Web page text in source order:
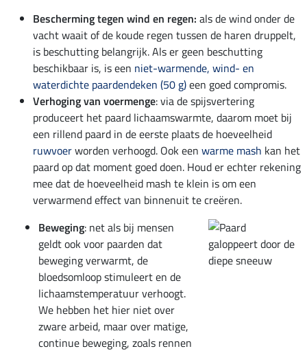
Bescherming tegen wind en regen: als de wind onder de
vacht waait of de koude regen tussen de haren druppelt,
is beschutting belangrijk. Als er geen beschutting
beschikbaar is, is een niet-warmende, wind- en
waterdichte paardendeken (50 g)een goed compromis.
Verhoging van voermenge: via de spijsvertering
produceert het paard lichaamswarmte, daarom moet bij
een rillend paard in de eerste plaats de hoeveelheid
ruwvoerworden verhoogd. Ook een warme mash kan het
paard op dat moment goed doen. Houd er echter rekening
mee dat de hoeveelheid mash te klein is om een
verwarmend effect van binnenuit te creëren.
Beweging: net als bij mensen
geldt ook voor paarden dat
beweging verwarmt, de
bloedsomloop stimuleert en de
lichaamstemperatuur verhoogt.
We hebben het hier niet over
zware arbeid, maar over matige,
continue beweging, zoals rennen